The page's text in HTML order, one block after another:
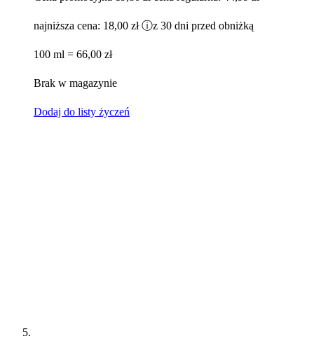
najniższa cena: 18,00 zł ⓘz 30 dni przed obniżką
100 ml = 66,00 zł
Brak w magazynie
Dodaj do listy życzeń